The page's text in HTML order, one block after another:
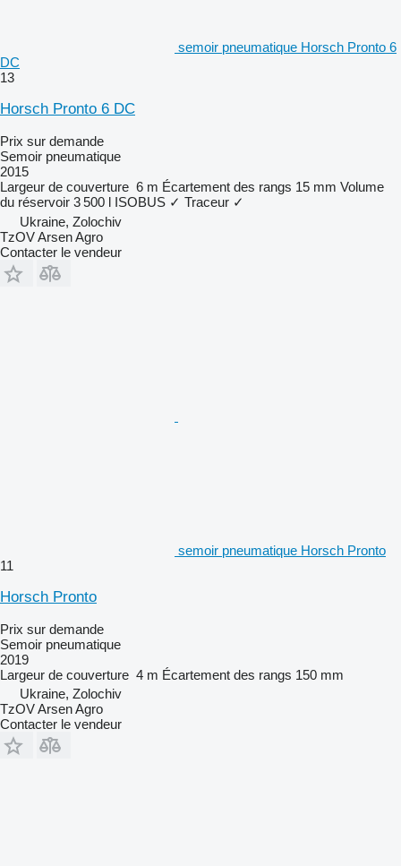
semoir pneumatique Horsch Pronto 6
DC
13
Horsch Pronto 6 DC
Prix sur demande
Semoir pneumatique
2015
Largeur de couverture 6 m Écartement des rangs 15 mm Volume
du réservoir 3 500 l ISOBUS ✓ Traceur ✓
Ukraine, Zolochiv
TzOV Arsen Agro
Contacter le vendeur
semoir pneumatique Horsch Pronto
11
Horsch Pronto
Prix sur demande
Semoir pneumatique
2019
Largeur de couverture 4 m Écartement des rangs 150 mm
Ukraine, Zolochiv
TzOV Arsen Agro
Contacter le vendeur